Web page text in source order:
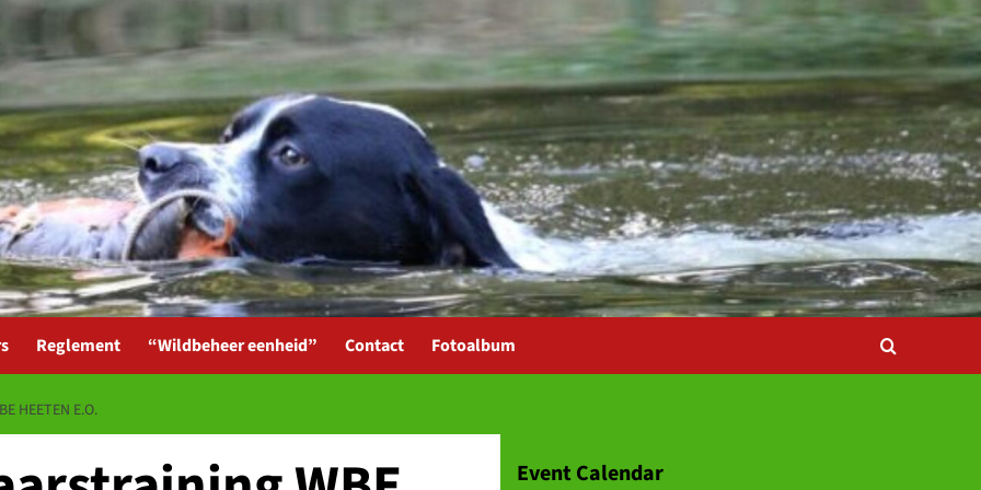
Reglement “Wildbeheer eenheid” Contact Fotoalbum
HEETEN E.O.
Event Calendar